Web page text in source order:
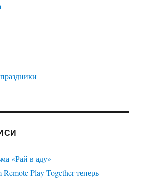
«Рай в аду»
Play Together теперь